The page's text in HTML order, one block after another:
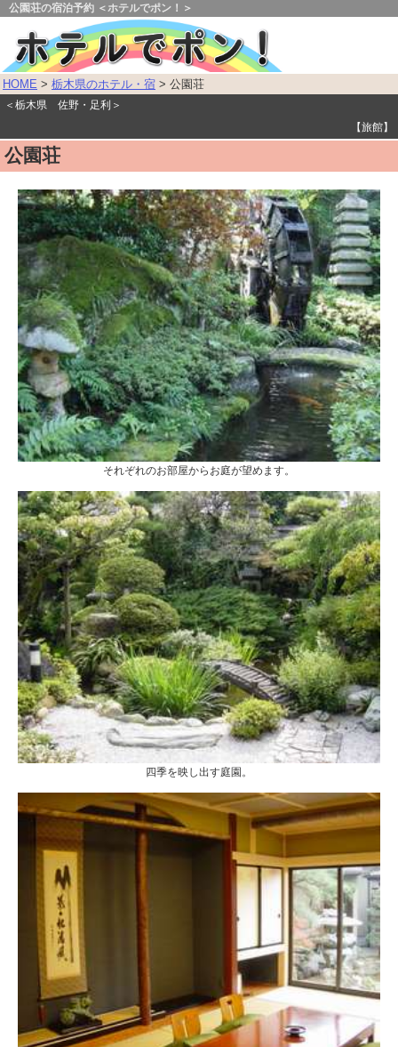
公園荘の宿泊予約 ＜ホテルでポン！＞
HOME > 栃木県のホテル・宿 > 公園荘
＜栃木県 佐野・足利＞
【旅館】
公園荘
それぞれのお部屋からお庭が望めます。
四季を映し出す庭園。